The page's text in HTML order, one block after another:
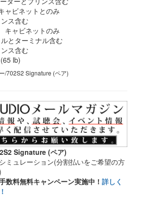
ビネットとのみ
ス含む
ャビネットのみ
とターミナル含む
ス含む
lb)
/702S2 Signature (ペア)
Signature (ペア)
ミュレーション(分割払いをご希望の方
料無料キャンペーン実施中！ 詳しく